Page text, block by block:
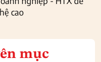
cao
mục